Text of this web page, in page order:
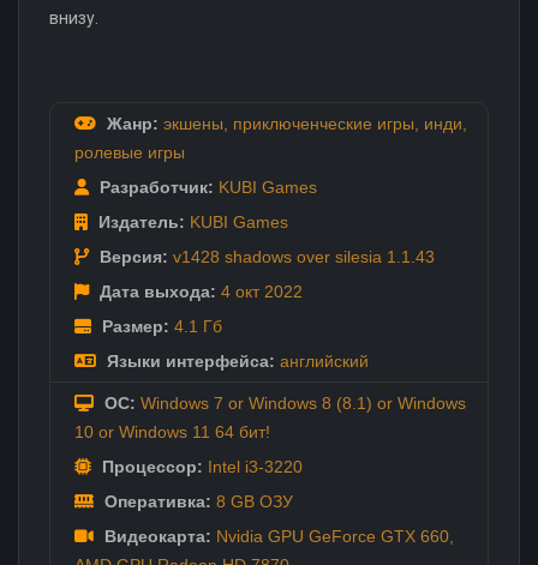
внизу.
Жанр: экшены приключенческие игры инди
ролевые игры
Разработчик: KUBI Games
Издатель: KUBI Games
Версия: v1428 shadows over silesia 1.1.43
Дата выхода: 4 окт 2022
Размер: 4.1 Гб
Языки интерфейса: английский
ОС: Windows 7 or Windows 8 (8.1) or Windows
10 or Windows 11 64 бит!
Процессор: Intel i3-3220
Оперативка: 8 GB ОЗУ
Видеокарта: Nvidia GPU GeForce GTX 660,